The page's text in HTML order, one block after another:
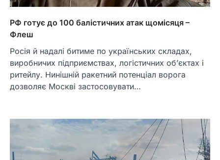
РФ готує до 100 балістичних атак щомісяця –
Флеш
Росія й надалі битиме по українських складах,
виробничих підприємствах, логістичних об’єктах і
ритейлу. Нинішній ракетний потенціал ворога
дозволяє Москві застосовувати…